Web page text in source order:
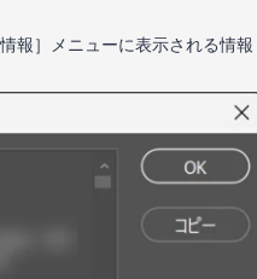
報］メニューに表示される情報